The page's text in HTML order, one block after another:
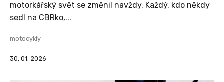
motorkářský svět se změnil navždy. Každý, kdo někdy
sedl na CBRko,...
motocykly
30. 01. 2026